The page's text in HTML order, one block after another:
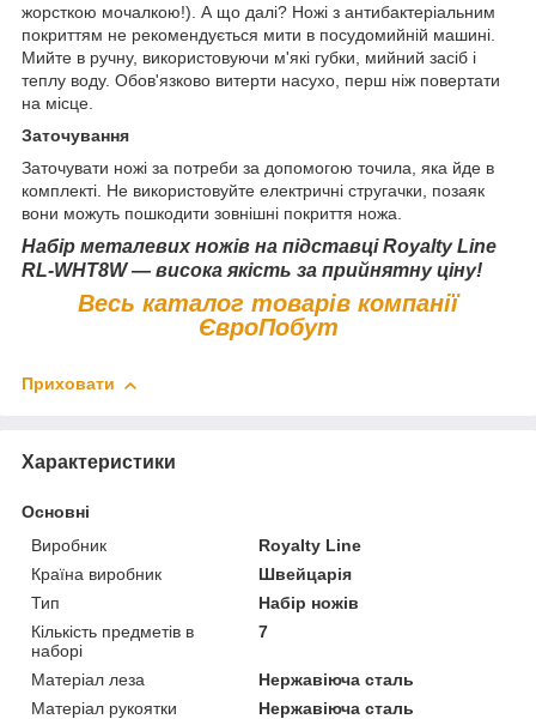
жорсткою мочалкою!). А що далі? Ножі з антибактеріальним
покриттям не рекомендується мити в посудомийній машині.
Мийте в ручну, використовуючи м'які губки, мийний засіб і
теплу воду. Обов'язково витерти насухо, перш ніж повертати
на місце.
Заточування
Заточувати ножі за потреби за допомогою точила, яка йде в
комплекті. Не використовуйте електричні стругачки, позаяк
вони можуть пошкодити зовнішні покриття ножа.
Набір металевих ножів на підставці Royalty Line
RL-WHT8W — висока якість за прийнятну ціну!
Весь каталог товарів компанії
ЄвроПобут
Приховати
Характеристики
Основні
Виробник
Royalty Line
Країна виробник
Швейцарія
Тип
Набір ножів
Кількість предметів в
наборі
7
Матеріал леза
Нержавіюча сталь
Матеріал рукоятки
Нержавіюча сталь